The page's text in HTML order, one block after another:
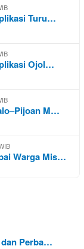
Turu…
Ojol…
M…
Warga Mis…
dan Perba…